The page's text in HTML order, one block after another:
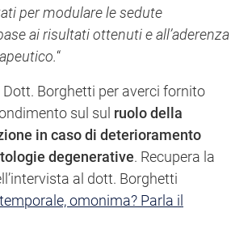
per modulare le sedute
ai risultati ottenuti e all’aderenza
“
Borghetti per averci fornito
sul sul ruolo della
in caso di deterioramento
degenerative. Recupera la
al dott. Borghetti
omonima? Parla il